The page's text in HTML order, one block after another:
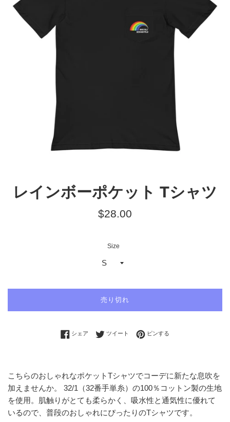
レインボーポケット Tシャツ
通
$28.00
Size
売り切れ
シェア Facebookでシェアする
ツイート Twitterに投稿する
ピンする
こちらのおしゃれなポケットTシャツでコーデに新たな息吹を
加えませんか。 32/1（32番手単糸）の100％コットン製の生地
を使用。肌触りがとても柔らかく、吸水性と通気性に優れて
いるので、普段のおしゃれにぴったりのTシャツです。